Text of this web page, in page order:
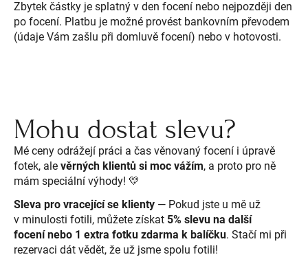
Zbytek částky je splatný v den focení nebo nejpozději den
po focení. Platbu je možné provést bankovním převodem
(údaje Vám zašlu při domluvě focení) nebo v hotovosti.
Mohu dostat slevu?
Mé ceny odrážejí práci a čas věnovaný focení i úpravě
fotek, ale věrných klientů si moc vážím, a proto pro ně
mám speciální výhody! 💛
Sleva pro vracející se klienty — Pokud jste u mě už
v minulosti fotili, můžete získat 5% slevu na další
focení nebo 1 extra fotku zdarma k balíčku. Stačí mi při
rezervaci dát vědět, že už jsme spolu fotili!